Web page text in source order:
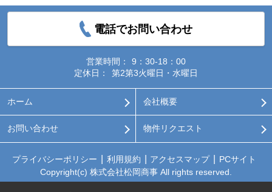
電話でお問い合わせ
営業時間：
9：30-18：00
定休日：
第2第3火曜日・水曜日
ホーム 会社概要
お問い合わせ 物件リクエスト
プライバシーポリシー 利用規約 アクセスマップ
PCサイト
Copyright(c) 株式会社松岡商事 All rights reserved.